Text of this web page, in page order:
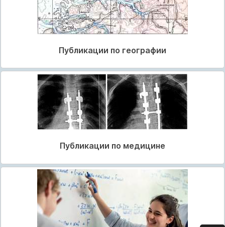
Публикации по географии
Публикации по медицине